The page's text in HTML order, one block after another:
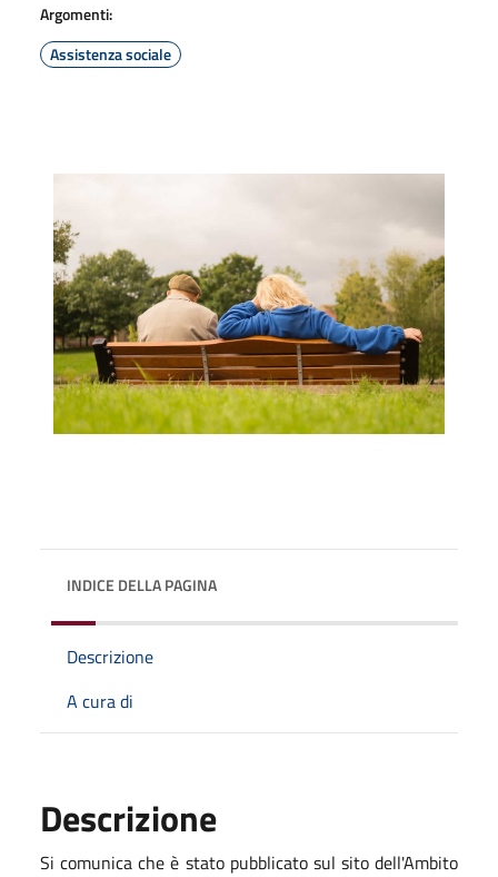
Argomenti:
Assistenza sociale
INDICE DELLA PAGINA
Descrizione
A cura di
Descrizione
Si comunica che è stato pubblicato sul sito dell'Ambito